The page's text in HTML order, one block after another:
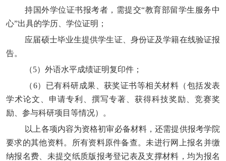
持国外学位证书报考者，需提交“教育部留学生服务中
心”出具的学历、学位证明；
应届硕士毕业生提供学生证、身份证及学籍在线验证报
告。
（5）外语水平成绩证明复印件；
（6）已有科研成果、获奖证书等相关材料（包括发表
学术论文、申请专利、撰写专著、获得科技奖励、竞赛奖
励、参与科研项目等情况）。
以上各项内容为资格初审必备材料，还需提供报考学院
要求的其他资料。所有资料原件备查。 未进行网上报名并缴
纳报名费、未提交纸质版报考登记表及支撑材料，均为报名